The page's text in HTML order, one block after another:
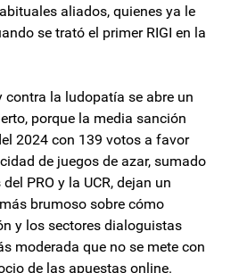
aliados, quienes ya le
se trató el primer RIGI en la
contra la ludopatía se abre un
porque la media sanción
2024 con 139 votos a favor
de juegos de azar, sumado
PRO y la UCR, dejan un
brumoso sobre cómo
y los sectores dialoguistas
moderada que no se mete con
de las apuestas online.